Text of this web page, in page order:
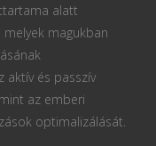
alatt
magukban
aktív és passzív
az emberi
optimalizálását.